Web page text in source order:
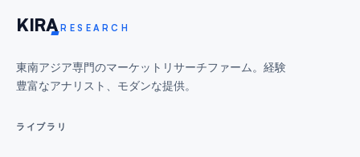
KIRA RESEARCH
東南アジア専門のマーケットリサーチファーム。経験
豊富なアナリスト、モダンな提供。
ライブラリ